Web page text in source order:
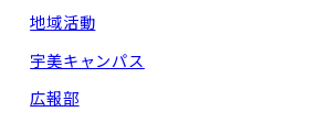
地域活動
宇美キャンパス
広報部